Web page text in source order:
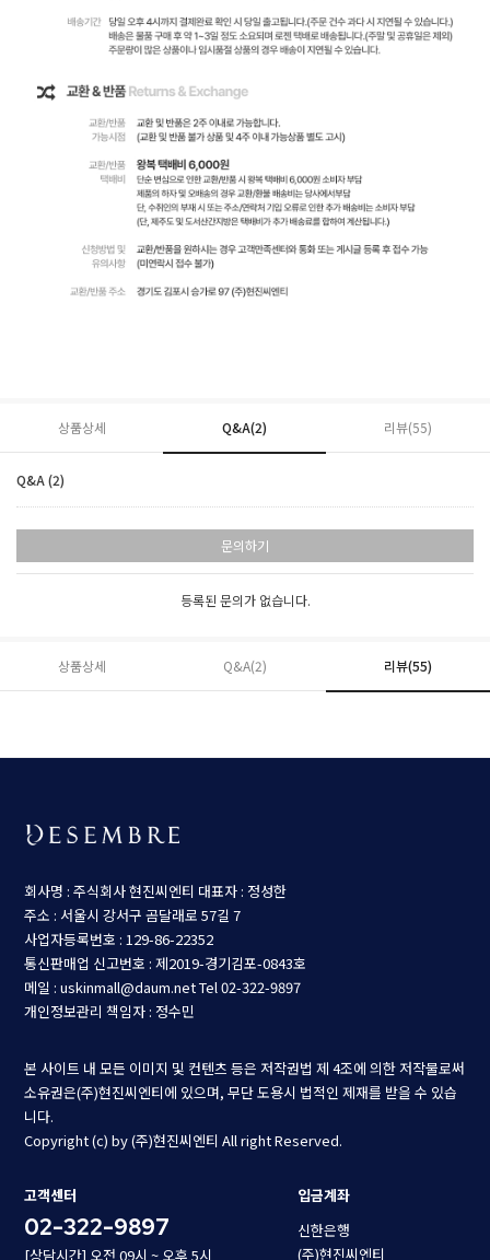
상품상세 Q&A(2) 리뷰(55)
Q&A (2)
문의하기
등록된 문의가 없습니다.
상품상세 Q&A(2) 리뷰(55)
회사명 : 주식회사 현진씨엔티 대표자 : 정성한
주소 : 서울시 강서구 곰달래로 57길 7
사업자등록번호 : 129-86-22352
통신판매업 신고번호 : 제2019-경기김포-0843호
메일 : uskinmall@daum.netTel 02-322-9897
개인정보관리 책임자 : 정수민
본 사이트 내 모든 이미지 및 컨텐츠 등은 저작권법 제 4조에 의한 저작물로써
소유권은(주)현진씨엔티에 있으며, 무단 도용시 법적인 제재를 받을 수 있습
니다.
Copyright (c) by (주)현진씨엔티 All right Reserved.
고객센터
02-322-9897
[상담시간] 오전 09시 ~ 오후 5시
입금계좌
신한은행
(주)현진씨엔티